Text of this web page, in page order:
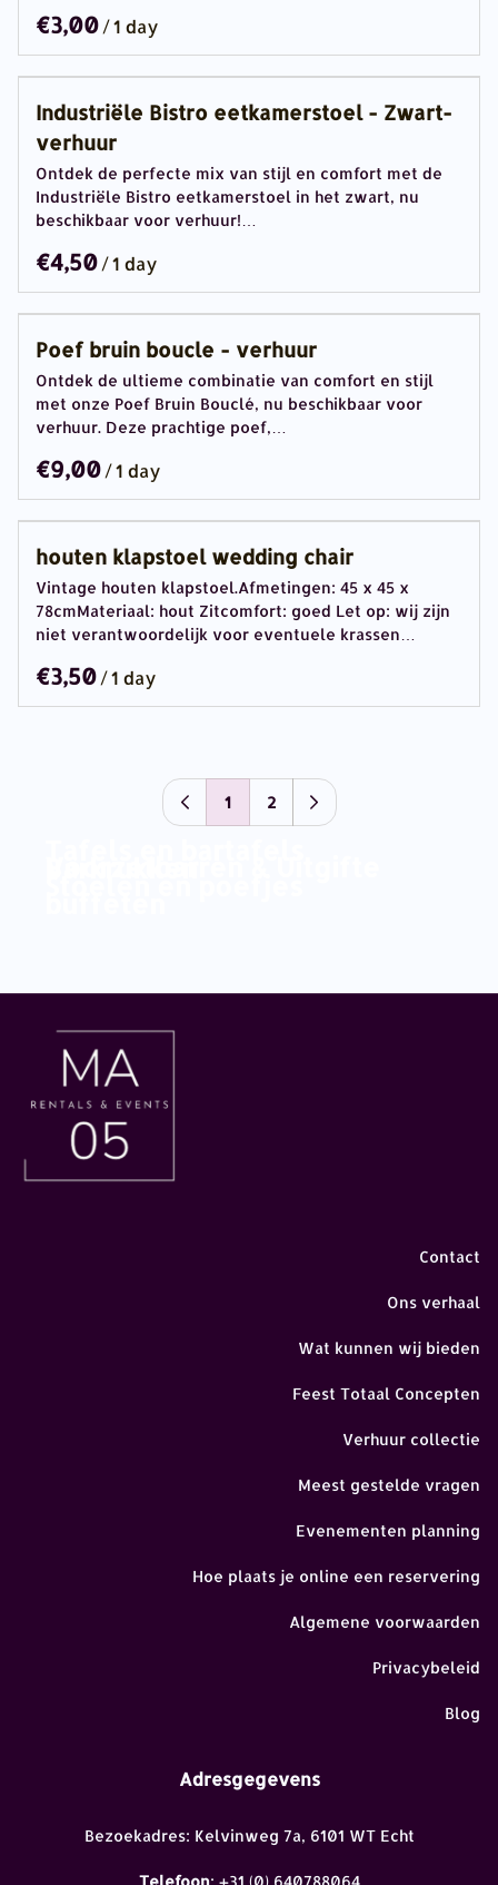
/
Industriële Bistro eetkamerstoel - Zwart-
verhuur
Ontdek de perfecte mix van stijl en comfort met de
Industriële Bistro eetkamerstoel in het zwart, nu
beschikbaar voor verhuur!…
/
Poef bruin boucle - verhuur
Ontdek de ultieme combinatie van comfort en stijl
met onze Poef Bruin Bouclé, nu beschikbaar voor
verhuur. Deze prachtige poef,…
/
houten klapstoel wedding chair
Vintage houten klapstoel.Afmetingen: 45 x 45 x
78cmMateriaal: hout Zitcomfort: goed Let op: wij zijn
niet verantwoordelijk voor eventuele krassen…
/
1 2
Contact
Ons verhaal
Wat kunnen wij bieden
Feest Totaal Concepten
Verhuur collectie
Meest gestelde vragen
Evenementen planning
Hoe plaats je online een reservering
Algemene voorwaarden
Privacybeleid
Blog
Adresgegevens
Bezoekadres: Kelvinweg 7a, 6101 WT Echt
Telefoon: +31 (0) 640788064